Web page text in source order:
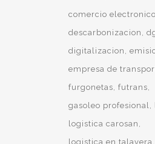
comercio electronico
descarbonizacion
digitalizacion
empresa de
furgonetas futrans
gasoleo profesional
logistica carosan
logistica en talavera